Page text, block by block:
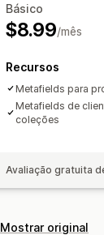
Básico
$8.99/mês
Recursos
Metafields para
Metafields de
coleções
Avaliação gratuita
Mostrar original